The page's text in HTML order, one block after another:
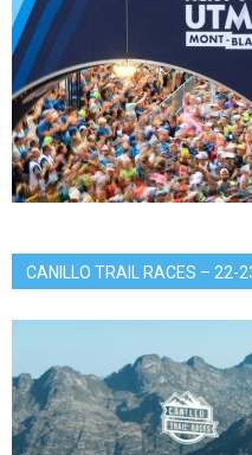
CANILLO TRAIL RACES – 22-